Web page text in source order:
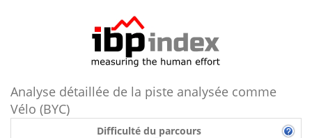
Analyse détaillée de la piste analysée comme
Vélo (BYC)
Difficulté du parcours